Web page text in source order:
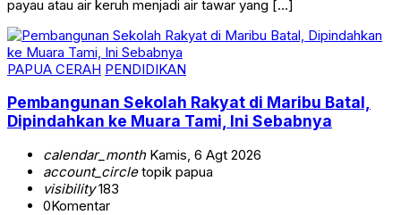
payau atau air keruh menjadi air tawar yang […]
PAPUA CERAH PENDIDIKAN
Pembangunan Sekolah Rakyat di Maribu Batal,
Dipindahkan ke Muara Tami, Ini Sebabnya
calendar_monthKamis, 6 Agt 2026
account_circletopik papua
visibility183
0Komentar